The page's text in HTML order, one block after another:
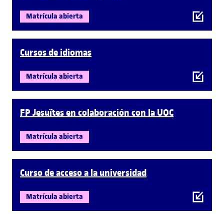
Matrícula abierta
Cursos de idiomas
Matrícula abierta
FP Jesuïtes en colaboración con la UOC
Matrícula abierta
Curso de acceso a la universidad
Matrícula abierta